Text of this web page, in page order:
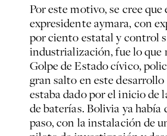
Por este motivo, se cree
expresidente aymara, con
por ciento estatal y control
industrialización, fue lo que
Golpe de Estado cívico,
gran salto en este
estaba dado por el inicio de
de baterías. Bolivia ya había
paso, con la instalación de